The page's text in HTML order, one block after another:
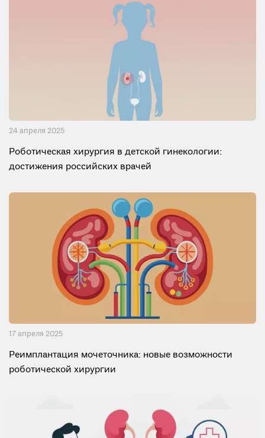
24 апреля 2025
Роботическая хирургия в детской гинекологии:
достижения российских врачей
17 апреля 2025
Реимплантация мочеточника: новые возможности
роботической хирургии